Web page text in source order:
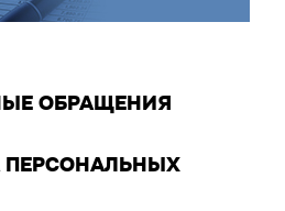
ОБРАЩЕНИЯ
ПЕРСОНАЛЬНЫХ